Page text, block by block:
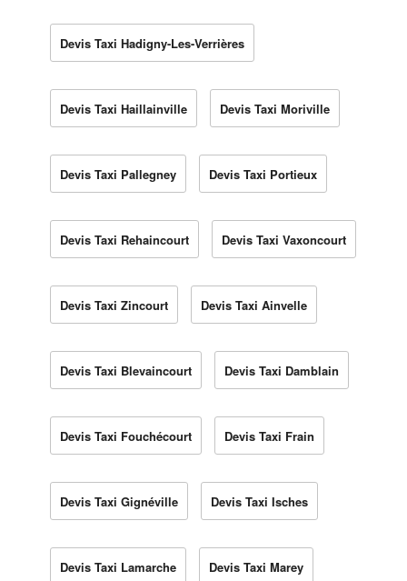
Devis Taxi Hadigny-Les-Verrières
Devis Taxi Haillainville Devis Taxi Moriville
Devis Taxi Pallegney Devis Taxi Portieux
Devis Taxi Rehaincourt Devis Taxi Vaxoncourt
Devis Taxi Zincourt Devis Taxi Ainvelle
Devis Taxi Blevaincourt Devis Taxi Damblain
Devis Taxi Fouchécourt Devis Taxi Frain
Devis Taxi Gignéville Devis Taxi Isches
Devis Taxi Lamarche Devis Taxi Marey